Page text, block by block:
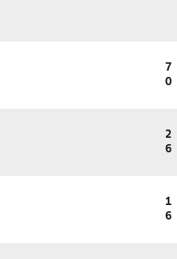
7
0
2
6
1
6